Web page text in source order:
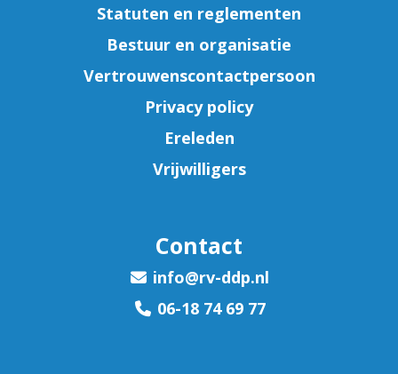
Statuten en reglementen
Bestuur en organisatie
Vertrouwenscontactpersoon
Privacy policy
Ereleden
Vrijwilligers
Contact
ofni@rv-ddp.nl
06-18 74 69 77